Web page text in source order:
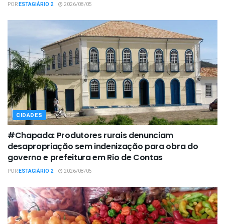
PORESTAGIÁRIO 2 2026/08/05
CIDADES
#Chapada: Produtores rurais denunciam
desapropriação sem indenização para obra do
governo e prefeitura em Rio de Contas
PORESTAGIÁRIO 2 2026/08/05